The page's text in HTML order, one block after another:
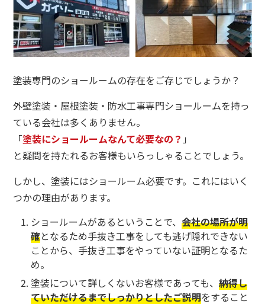
塗装専門のショールームの存在をご存じでしょうか？
外壁塗装・屋根塗装・防水工事専門ショールームを持っ
ている会社は多くありません。
「塗装にショールームなんて必要なの？ 」
と疑問を持たれるお客様もいらっしゃることでしょう。
しかし、塗装にはショールーム必要です。これにはいく
つかの理由があります。
ショールームがあるということで、会社の場所が明
確となるため手抜き工事をしても逃げ隠れできない
ことから、手抜き工事をやっていない証明となるた
め。
塗装について詳しくないお客様であっても、納得し
ていただけるまでしっかりとしたご説明をすること